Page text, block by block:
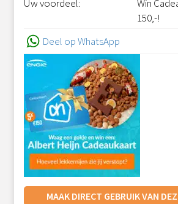
Uw voordeel:
Win
150,-!
Deel op WhatsApp
MAAK DIRECT GEBRUIK VAN